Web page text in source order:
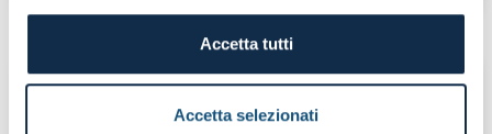
Accetta tutti
Accetta selezionati